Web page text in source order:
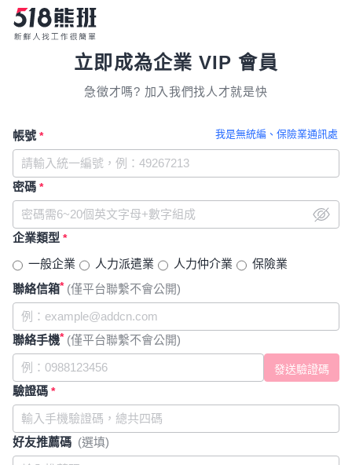
立即成為企業 VIP 會員
急徵才嗎? 加入我們找人才就是快
我是無統編、保險業通訊處
帳號 *
密碼 *
企業類型 *
一般企業 人力派遣業 人力仲介業
保險業
聯絡信箱* (僅平台聯繫不會公開)
聯絡手機* (僅平台聯繫不會公開)
驗證碼 *
好友推薦碼 (選填)